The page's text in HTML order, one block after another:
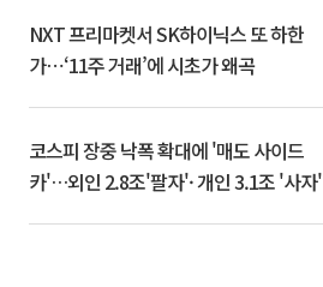
NXT 프리마켓서 SK하이닉스 또 하한
가⋯‘11주 거래’에 시초가 왜곡
코스피 장중 낙폭 확대에 '매도 사이드
카'…외인 2.8조'팔자'· 개인 3.1조 '사자'